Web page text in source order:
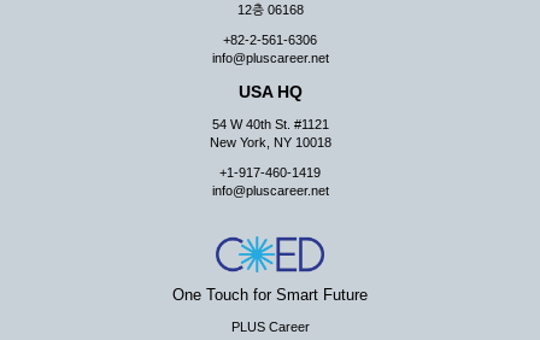
12층 06168
+82-2-561-6306
info@pluscareer.net
USA HQ
54 W 40th St. #1121
New York, NY 10018
+1-917-460-1419
info@pluscareer.net
One Touch for Smart Future
PLUS Career